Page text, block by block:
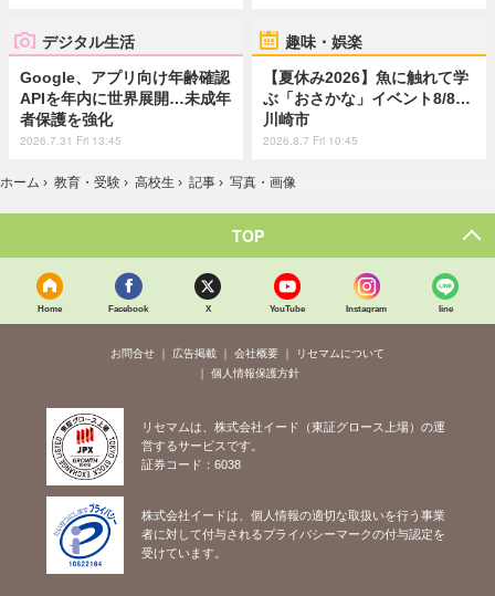
デジタル生活
Google、アプリ向け年齢確認
APIを年内に世界展開…未成年
者保護を強化
2026.7.31 Fri 13:45
趣味・娯楽
【夏休み2026】魚に触れて学
ぶ「おさかな」イベント8/8…
川崎市
2026.8.7 Fri 10:45
ホーム › 教育・受験 › 高校生 › 記事 › 写真・画像
TOP
Home Facebook X YouTube Instagram line
お問合せ 広告掲載 会社概要
リセマムについて
個人情報保護方針
リセマムは、株式会社イード（東証グロース上場）の運
営するサービスです。
証券コード：6038
株式会社イードは、個人情報の適切な取扱いを行う事業
者に対して付与されるプライバシーマークの付与認定を
受けています。